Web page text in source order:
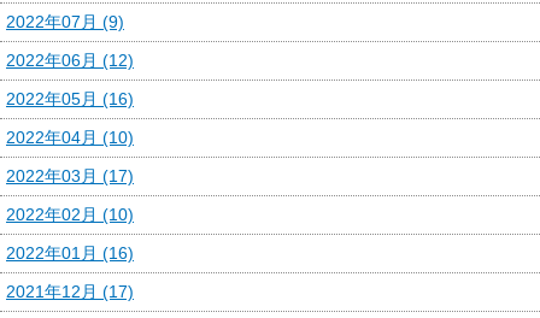
2022年07月 (9)
2022年06月 (12)
2022年05月 (16)
2022年04月 (10)
2022年03月 (17)
2022年02月 (10)
2022年01月 (16)
2021年12月 (17)